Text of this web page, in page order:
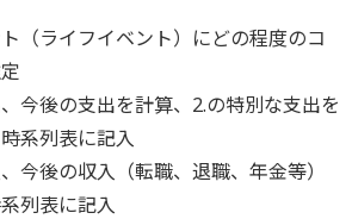
（ライフイベント）にどの程度のコ
今後の支出を計算、2.の特別な支出を
系列表に記入
今後の収入（転職、退職、年金等）
列表に記入